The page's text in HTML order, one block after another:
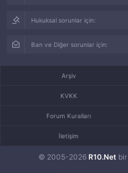
Hukuksal sorunlar için:
Ban ve Diğer sorunlar için:
© 2005-2026 R10.Net bir
Arşiv
KVKK
Forum Kuralları
İletişim